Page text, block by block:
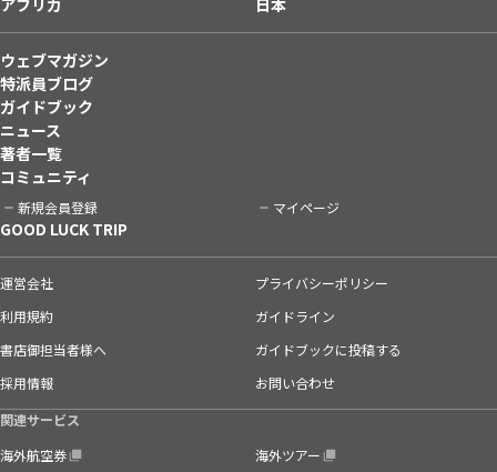
ウェブマガジン
特派員ブログ
ガイドブック
ニュース
著者一覧
コミュニティ
新規会員登録 マイページ
GOOD LUCK TRIP
運営会社
プライバシーポリシー
利用規約
ガイドライン
書店御担当者様へ
ガイドブックに投稿する
採用情報
お問い合わせ
関連サービス
海外航空券
海外ツアー